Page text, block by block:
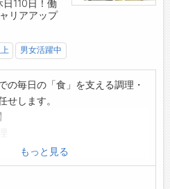
中心に、四季折々、旬の食材を
料理長こだわりのお料理を提供
触りが良く、美肌の湯ともいわ
魅力。
いております。
110日！働
リアアップ
男女活躍中
の毎日の「食」を支える調理・
せします。
・昼・夕の3食／1日150～180食
もっと見る